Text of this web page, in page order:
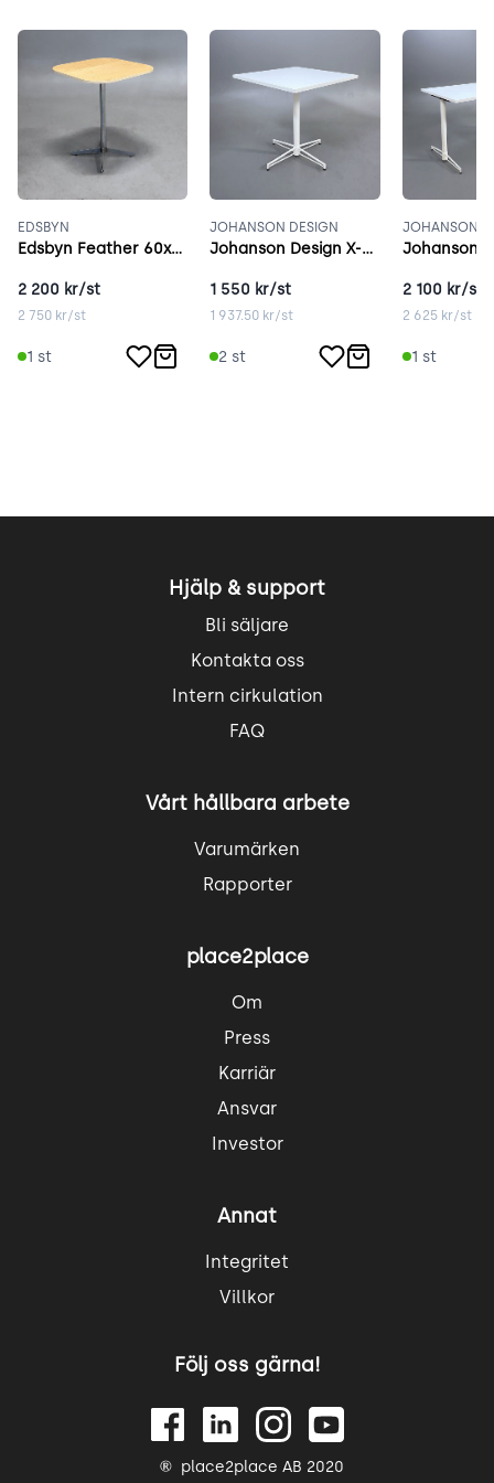
EDSBYN
Edsbyn Feather 60x60 cm ask
2 200 kr/st
2 750 kr/st
1 st
JOHANSON DESIGN
Johanson Design X-bone vit
1 550 kr/st
1 937.50 kr/st
2 st
JOHANSON
2 100 kr/st
2 625kr/st
1 st
Hjälp & support
Bli säljare
Kontakta oss
Intern cirkulation
FAQ
Vårt hållbara arbete
Varumärken
Rapporter
place2place
Om
Press
Karriär
Ansvar
Investor
Annat
Integritet
Villkor
Följ oss gärna!
place2place AB 2020